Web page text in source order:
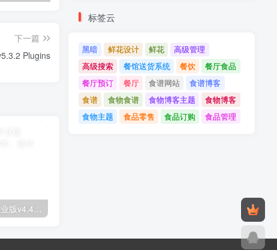
下一篇
Improved Product Options for WooCommerce v5.3.2 Plugins
标签云
黑暗 鲜花设计 鲜花
高级管理
高级搜索
餐馆送货系统 餐饮
餐厅食品
餐厅预订
餐厅 食谱网站
食谱博客
食谱
食物食谱 食物博客主题
食物博客
食物主题
食品零售 食品订购 食品管理